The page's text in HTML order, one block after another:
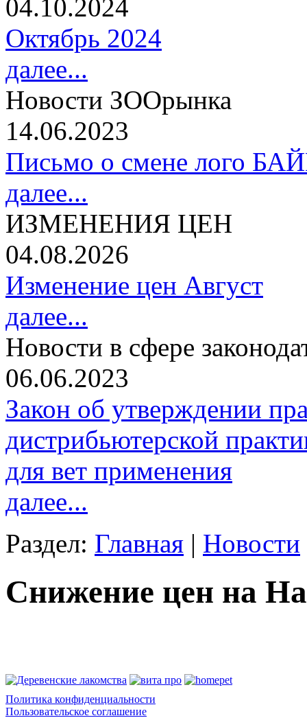
04.10.2024
Октябрь 2024
далее...
Новости ЗООрынка
14.06.2023
Письмо о смене лого
далее...
ИЗМЕНЕНИЯ ЦЕН
04.08.2026
Изменение цен Август
далее...
Новости в сфере
06.06.2023
Закон об утверждении
дистрибьютерской
для вет применения
далее...
Раздел: Главная | Новости
Снижение цен на
Политика конфиденциальности
Пользовательское соглашение